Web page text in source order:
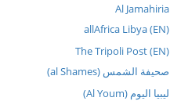
Al Jamahiria
allAfrica Libya (EN)
The Tripoli Post (EN)
صحيفة الشمس (al Shames)
ليبيا اليوم (Al Youm)